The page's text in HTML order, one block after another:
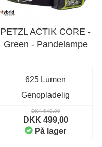
PETZL ACTIK CORE -
Green - Pandelampe
625 Lumen
Genopladelig
DKK 649,00
DKK 499,00
På lager